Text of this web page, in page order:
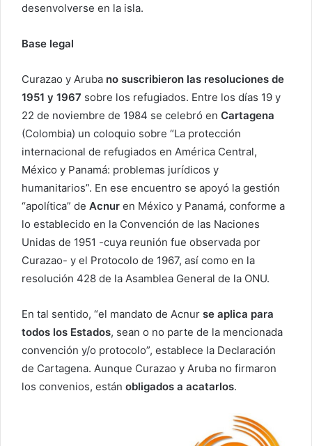
desenvolverse en la isla.
Base legal
Curazao y Aruba no suscribieron las resoluciones de
1951 y 1967 sobre los refugiados. Entre los días 19 y
22 de noviembre de 1984 se celebró en Cartagena
(Colombia) un coloquio sobre “La protección
internacional de refugiados en América Central,
México y Panamá: problemas jurídicos y
humanitarios”. En ese encuentro se apoyó la gestión
“apolítica” de Acnur en México y Panamá, conforme a
lo establecido en la Convención de las Naciones
Unidas de 1951 -cuya reunión fue observada por
Curazao- y el Protocolo de 1967, así como en la
resolución 428 de la Asamblea General de la ONU.
En tal sentido, “el mandato de Acnur se aplica para
todos los Estados, sean o no parte de la mencionada
convención y/o protocolo”, establece la Declaración
de Cartagena. Aunque Curazao y Aruba no firmaron
los convenios, están obligados a acatarlos.